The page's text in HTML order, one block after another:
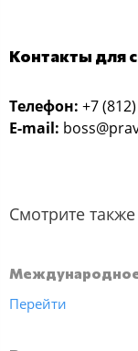
Контакты для
Телефон: +7
E-mail:
Смотрите также
Перейти